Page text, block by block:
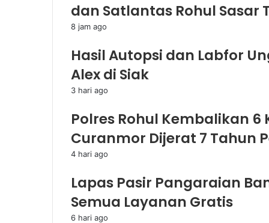
dan Satlantas Rohul Sasar
8 jam ago
Hasil Autopsi dan Labfor
Alex di Siak
3 hari ago
Polres Rohul Kembalikan
Curanmor Dijerat 7 Tahun
4 hari ago
Lapas Pasir Pangaraian
Semua Layanan Gratis
6 hari ago